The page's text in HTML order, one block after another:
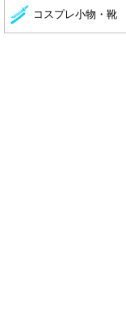
コスプレ小物・靴